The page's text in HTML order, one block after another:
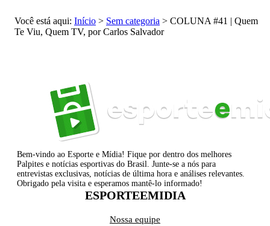
Você está aqui: Início > Sem categoria > COLUNA #41 | Quem
Te Viu, Quem TV, por Carlos Salvador
Bem-vindo ao Esporte e Mídia! Fique por dentro dos melhores
Palpites e notícias esportivas do Brasil. Junte-se a nós para
entrevistas exclusivas, notícias de última hora e análises relevantes.
Obrigado pela visita e esperamos mantê-lo informado!
ESPORTEEMIDIA
Nossa equipe